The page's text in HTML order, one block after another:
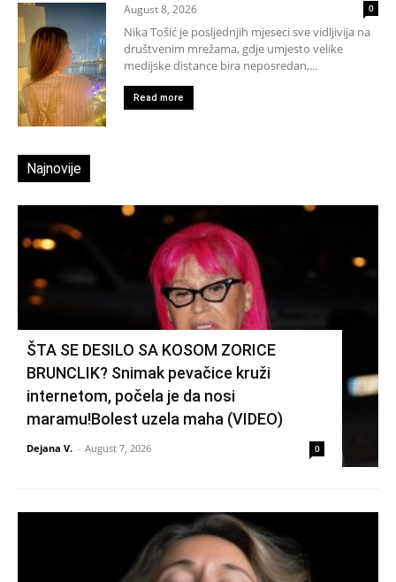
August 8, 2026 0
Nika Tošić je posljednjih mjeseci sve vidljivija na
društvenim mrežama, gdje umjesto velike
medijske distance bira neposredan,...
Read more
Najnovije
ŠTA SE DESILO SA KOSOM ZORICE
BRUNCLIK? Snimak pevačice kruži
internetom, počela je da nosi
maramu!Bolest uzela maha (VIDEO)
Dejana V. - August 7, 2026 0